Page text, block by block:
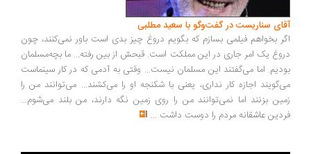
آقای سناریست در گفت‌وگو با سعید مطلبی
اگر بخواهم فیلمی بسازم که بگویم دروغ چیز بدی است باور نمی‌کنند، چون
دروغ یک امر جاری در این مملکت است. قبحش از بین رفته... ما بچه‌مسلمان
بودیم. اما می‌گفتند این مسلمان نیست... وقتی به آدمی که در کار سینماست
می‌گویند اجازه کار نداری، یعنی با شکنجه او را می‌کشند... می‌توانند من را
زمین بزنند اما نمی‌توانند من را روی زمین نگه دارند، من بلند می‌شوم...
فردین عاشقانه مردم را دوست داشت ...